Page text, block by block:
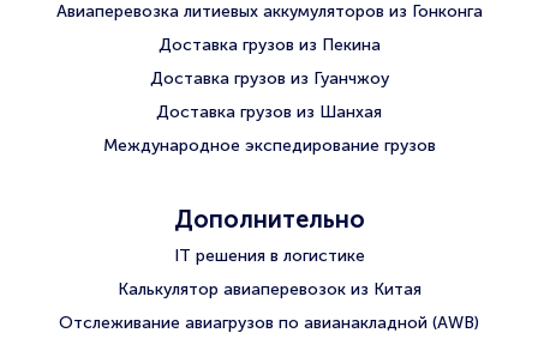
Авиаперевозка литиевых аккумуляторов из Гонконга
Доставка грузов из Пекина
Доставка грузов из Гуанчжоу
Доставка грузов из Шанхая
Международное экспедирование грузов
Дополнительно
IT решения в логистике
Калькулятор авиаперевозок из Китая
Отслеживание авиагрузов по авианакладной (AWB)